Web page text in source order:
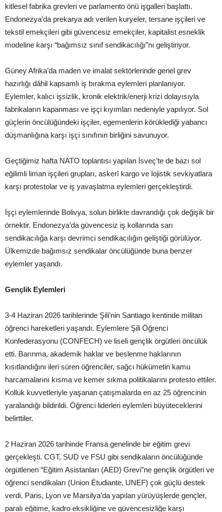
kitlesel fabrika grevleri ve parlamento önü işgalleri başlattı.
Endonezya’da prekarya adı verilen kuryeler, tersane işçileri ve
tekstil emekçileri gibi güvencesiz emekçiler, kapitalist esneklik
modeline karşı “bağımsız sınıf sendikacılığı”nı geliştiriyor.
Güney Afrika’da maden ve imalat sektörlerinde genel grev
hazırlığı dâhil kapsamlı iş bırakma eylemleri planlanıyor.
Eylemler, kalıcı işsizlik, kronik elektrik/enerji krizi dolayısıyla
fabrikaların kapanması ve işçi kıyımları nedeniyle yapılıyor. Sol
güçlerin öncülüğündeki işçiler, egemenlerin körüklediği yabancı
düşmanlığına karşı işçi sınıfının birliğini savunuyor.
Geçtiğimiz hafta NATO toplantısı yapılan İsveç’te de bazı sol
eğilimli liman işçileri grupları, askerî kargo ve lojistik sevkiyatlara
karşı protestolar ve iş yavaşlatma eylemleri gerçekleştirdi.
İşçi eylemlerinde Bolivya, solun birlikte davrandığı çok değişik bir
örnektir. Endonezya’da güvencesiz iş kollarında sarı
sendikacılığa karşı devrimci sendikacılığın geliştiği görülüyor.
Ülkemizde bağımsız sendikalar öncülüğünde buna benzer
eylemler yaşandı.
Gençlik Eylemleri
3-4 Haziran 2026 tarihlerinde Şili’nin Santiago kentinde militan
öğrenci hareketleri yaşandı. Eylemlere Şili Öğrenci
Konfederasyonu (CONFECH) ve liseli gençlik örgütleri öncülük
etti. Barınma, akademik haklar ve beslenme haklarının
kısıtlandığını ileri süren öğrenciler, sağcı hükümetin kamu
harcamalarını kısma ve kemer sıkma politikalarını protesto ettiler.
Kolluk kuvvetleriyle yaşanan çatışmalarda en az 25 öğrencinin
yaralandığı bildirildi. Öğrenci liderleri eylemleri büyüteceklerini
belirttiler.
2 Haziran 2026 tarihinde Fransa genelinde bir eğitim grevi
gerçekleşti. CGT, SUD ve FSU gibi sendikaların öncülüğünde
örgütlenen “Eğitim Asistanları (AED) Grevi”ne gençlik örgütleri ve
öğrenci sendikaları (Union Étudiante, UNEF) çok güçlü destek
verdi. Paris, Lyon ve Marsilya’da yapılan yürüyüşlerde gençler,
paralı eğitime, kadro eksikliğine ve güvencesizliğe karşı